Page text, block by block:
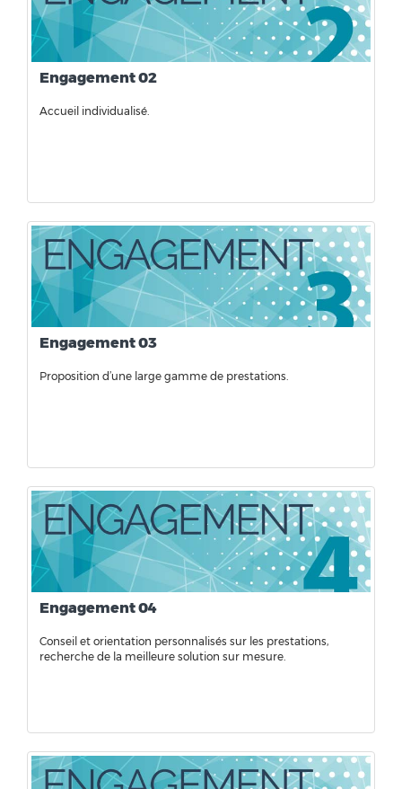
Engagement 02
Accueil individualisé.
Engagement 03
Proposition d’une large gamme de prestations.
Engagement 04
Conseil et orientation personnalisés sur les prestations,
recherche de la meilleure solution sur mesure.